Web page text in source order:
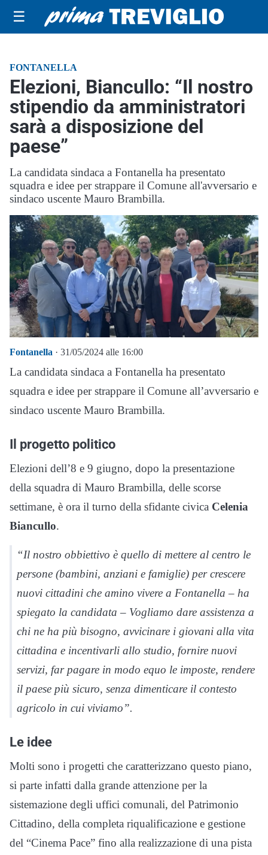
☰
FONTANELLA
Elezioni, Biancullo: “Il nostro
stipendio da amministratori
sarà a disposizione del
paese”
La candidata sindaca a Fontanella ha presentato
squadra e idee per strappare il Comune all'avversario e
sindaco uscente Mauro Brambilla.
Fontanella · 31/05/2024 alle 16:00
La candidata sindaca a Fontanella ha presentato
squadra e idee per strappare il Comune all’avversario e
sindaco uscente Mauro Brambilla.
Il progetto politico
Elezioni dell’8 e 9 giugno, dopo la presentazione
della squadra di Mauro Brambilla, delle scorse
settimane, è ora il turno della sfidante civica Celenia
Biancullo.
“Il nostro obbiettivo è quello di mettere al centro le
persone (bambini, anziani e famiglie) per crescere
nuovi cittadini che amino vivere a Fontanella – ha
spiegato la candidata – Vogliamo dare assistenza a
chi ne ha più bisogno, avvicinare i giovani alla vita
cittadina e incentivarli allo studio, fornire nuovi
servizi, far pagare in modo equo le imposte, rendere
il paese più sicuro, senza dimenticare il contesto
agricolo in cui viviamo”.
Le idee
Molti sono i progetti che caratterizzano questo piano,
si parte infatti dalla grande attenzione per la
sistemazione degli uffici comunali, del Patrimonio
Cittadino, della completa riqualificazione e gestione
del “Cinema Pace” fino alla realizzazione di una pista